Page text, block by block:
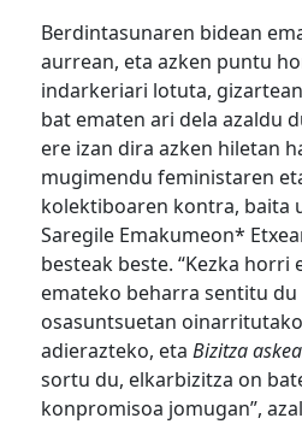
Berdintasunaren bidean
aurrean, eta azken puntu
indarkeriari lotuta,
bat ematen ari dela azaldu
ere izan dira azken hiletan
mugimendu feministaren
kolektiboaren kontra, baita
Saregile Emakumeon*
besteak beste. “Kezka horri
emateko beharra sentitu
osasuntsuetan
adierazteko, etaBizitza
sortu du, elkarbizitza on
konpromisoa jomugan”,